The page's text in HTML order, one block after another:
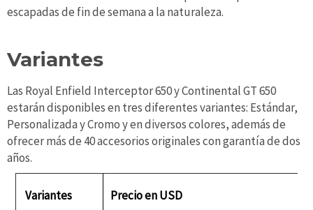
escapadas de fin de semana a la naturaleza.
Variantes
Las Royal Enfield Interceptor 650 y Continental GT 650
estarán disponibles en tres diferentes variantes: Estándar,
Personalizada y Cromo y en diversos colores, además de
ofrecer más de 40 accesorios originales con garantía de dos
años.
Variantes Precio en USD